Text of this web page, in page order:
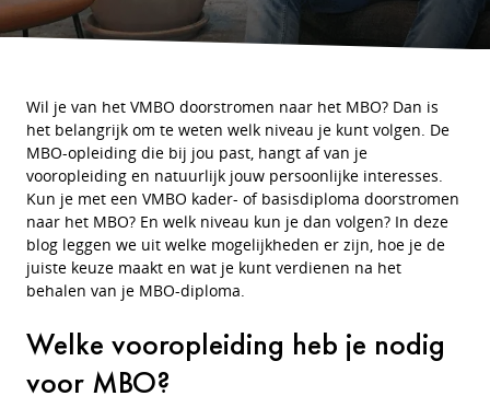
Wil je van het VMBO doorstromen naar het MBO? Dan is
het belangrijk om te weten welk niveau je kunt volgen. De
MBO-opleiding die bij jou past, hangt af van je
vooropleiding en natuurlijk jouw persoonlijke interesses.
Kun je met een VMBO kader- of basisdiploma doorstromen
naar het MBO? En welk niveau kun je dan volgen? In deze
blog leggen we uit welke mogelijkheden er zijn, hoe je de
juiste keuze maakt en wat je kunt verdienen na het
behalen van je MBO-diploma.
Welke vooropleiding heb je nodig
voor MBO?